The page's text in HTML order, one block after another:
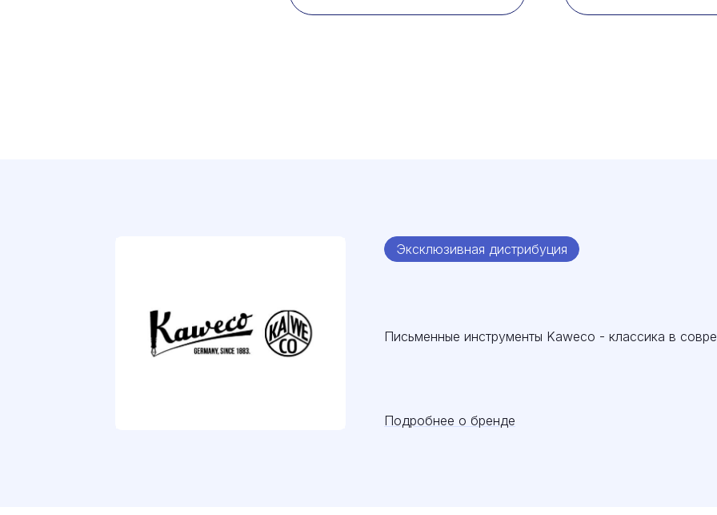
Эксклюзивная дистрибуция
Письменные инструменты Kaweco - классика в
Подробнее о бренде